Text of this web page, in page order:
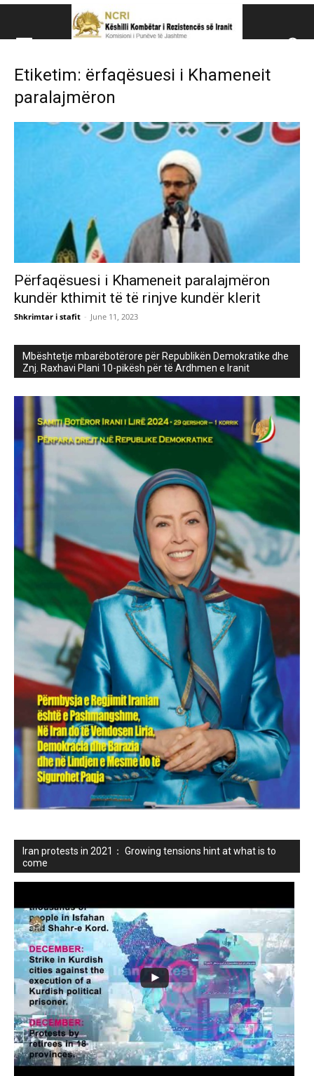
Këshillit Kombëtar të
Këshillit Kombëtar të Rezistencës së Iranit (NCRI)
Etiketim: ërfaqësuesi i Khameneit
paralajmëron
Përfaqësuesi i Khameneit paralajmëron
kundër kthimit të të rinjve kundër klerit
Shkrimtar i stafit - June 11, 2023
Mbështetje mbarëbotërore për Republikën Demokratike dhe
Znj. Raxhavi Plani 10-pikësh për të Ardhmen e Iranit
Iran protests in 2021： Growing tensions hint at what is to
come